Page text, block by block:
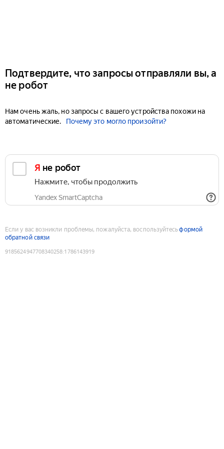
Подтвердите, что запросы отправляли вы, а
не робот
Нам очень жаль, но запросы с вашего устройства похожи на
автоматические.
Почему это могло произойти?
Я не робот
Нажмите, чтобы продолжить
Yandex SmartCaptcha
Если у вас возникли проблемы, пожалуйста, воспользуйтесьформой
обратной связи
9185624947708340258:1786143919